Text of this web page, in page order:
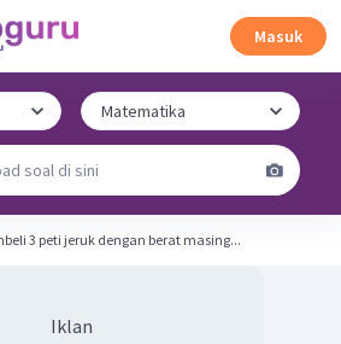
Masuk
3 peti jeruk dengan berat masing...
Iklan